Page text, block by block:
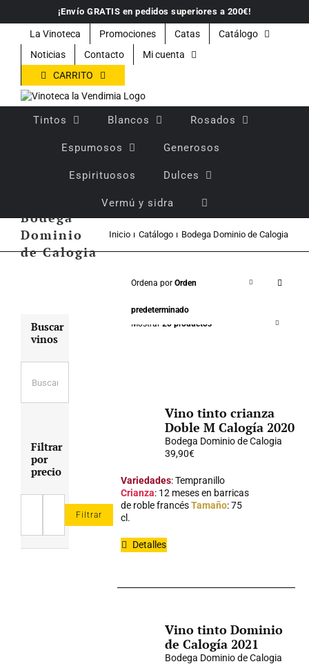
contenido
¡Envío GRATIS en pedidos superiores a 200€!
La Vinoteca Promociones Catas
Catálogo
Noticias
Contacto
Mi cuenta
CARRITO
Tintos Blancos Rosados
Espumosos Generosos
Espirituosos Dulces
Vermú y sidra
Bodega
Dominio
de Calogia
Inicio Catálogo Bodega Dominio de Calogia
Ordena porOrden
predeterminado
Mostrar20 productos
Vino tinto crianza
Doble M Calogía 2020
Bodega Dominio de Calogia
39,90€
Variedades: Tempranillo
Crianza: 12 meses en barricas
de roble francésTamaño: 75
cl.
Detalles
Vino tinto Dominio
de Calogía 2021
Bodega Dominio de Calogia
Buscar
vinos
Filtrar
por
precio
mínimo
máximo
Filtrar